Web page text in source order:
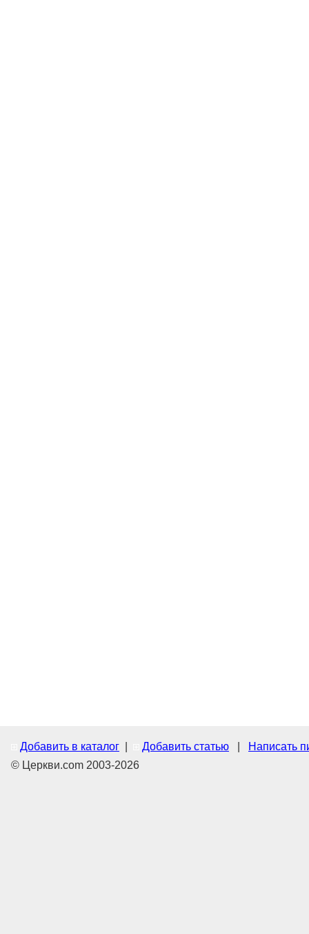
Добавить в каталог Добавить статью
Написать
© Церкви.com 2003-2026